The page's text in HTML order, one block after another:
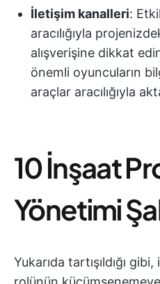
İletişim kanalleri:
aracılığıyla
alışverişine dikkat
önemli oyuncuların
araçlar aracılığıyla
10 İnşaat
Yönetimi
Yukarıda tartışıldığı